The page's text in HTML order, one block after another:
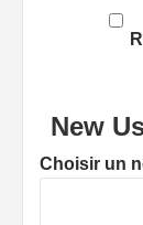
New
Choisir un